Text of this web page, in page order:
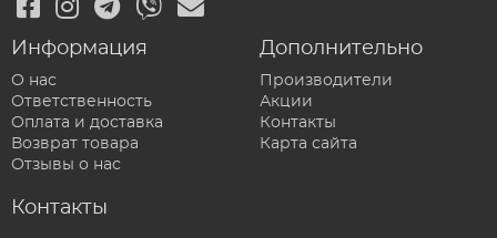
Информация
О нас
Ответственность
Оплата и доставка
Возврат товара
Отзывы о нас
Дополнительно
Производители
Акции
Контакты
Карта сайта
Контакты